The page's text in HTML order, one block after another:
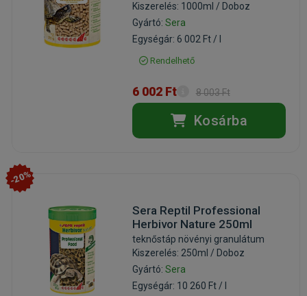
Kiszerelés: 1000ml / Doboz
Gyártó: Sera
Egységár: 6 002 Ft / l
Rendelhető
6 002 Ft 8 003 Ft
Kosárba
-20%
Sera Reptil Professional
Herbivor Nature 250ml
teknőstáp növényi granulátum
Kiszerelés: 250ml / Doboz
Gyártó: Sera
Egységár: 10 260 Ft / l